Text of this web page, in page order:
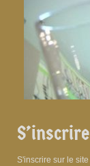
S'inscrire sur le site